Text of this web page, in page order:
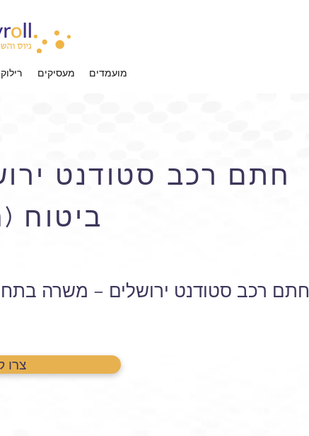
מועמדים מעסיקים
חתם רכב סטודנט
ביטוח
חתם רכב סטודנט ירושלים – משרה
צרו